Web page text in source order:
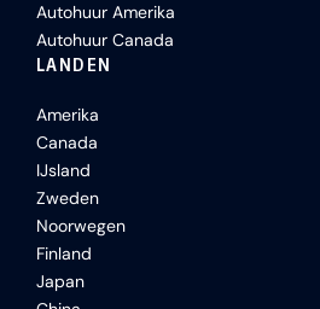
Autohuur Amerika
Autohuur Canada
LANDEN
Amerika
Canada
IJsland
Zweden
Noorwegen
Finland
Japan